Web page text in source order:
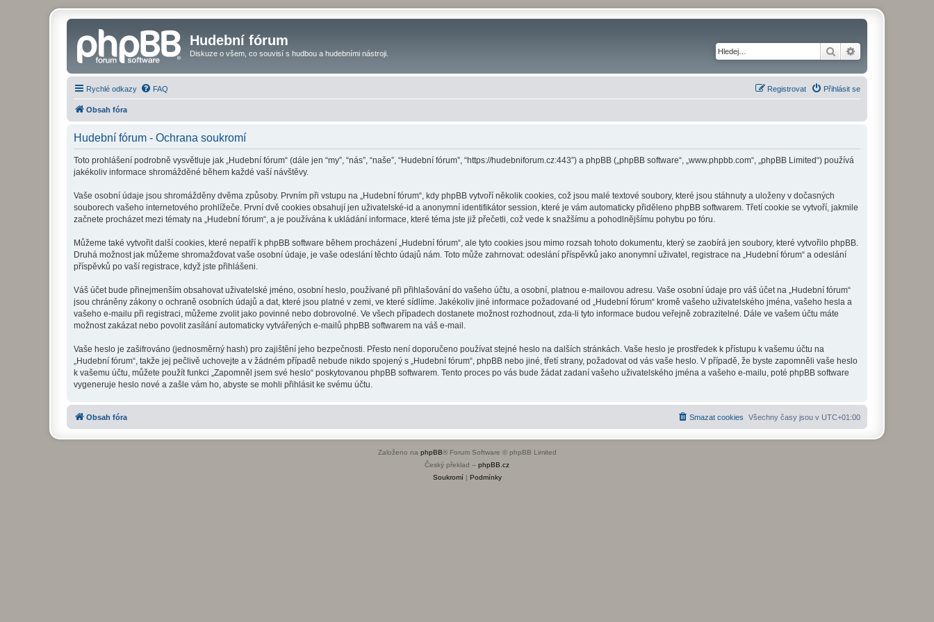
Hudební fórum
Diskuze o všem, co souvisí s hudbou a hudebními nástroji. Hledat
Rychlé odkazy FAQ Přihlásit se
Registrovat
Obsah fóra
Hudební fórum - Ochrana soukromí
Toto prohlášení podrobně vysvětluje jak „Hudební fórum“ (dále jen “my”, “nás”, “naše”, “Hudební fórum”, “https://hudebniforum.cz:443”) a phpBB („phpBB software“, „www.phpbb.com“, „phpBB Limited“) používá
jakékoliv informace shromážděné během každé vaší návštěvy.
Vaše osobní údaje jsou shromážděny dvěma způsoby. Prvním při vstupu na „Hudební fórum“, kdy phpBB vytvoří několik cookies, což jsou malé textové soubory, které jsou stáhnuty a uloženy v dočasných
souborech vašeho internetového prohlížeče. První dvě cookies obsahují jen uživatelské-id a anonymní identifikátor session, které je vám automaticky přiděleno phpBB softwarem. Třetí cookie se vytvoří, jakmile
začnete procházet mezi tématy na „Hudební fórum“, a je používána k ukládání informace, které téma jste již přečetli, což vede k snažšímu a pohodlnějšímu pohybu po fóru.
Můžeme také vytvořit další cookies, které nepatří k phpBB software během procházení „Hudební fórum“, ale tyto cookies jsou mimo rozsah tohoto dokumentu, který se zaobírá jen soubory, které vytvořilo phpBB.
Druhá možnost jak můžeme shromažďovat vaše osobní údaje, je vaše odeslání těchto údajů nám. Toto může zahrnovat: odeslání příspěvků jako anonymní uživatel, registrace na „Hudební fórum“ a odeslání
příspěvků po vaší registrace, když jste přihlášeni.
Váš účet bude přinejmenším obsahovat uživatelské jméno, osobní heslo, používané při přihlašování do vašeho účtu, a osobní, platnou e-mailovou adresu. Vaše osobní údaje pro váš účet na „Hudební fórum“
jsou chráněny zákony o ochraně osobních údajů a dat, které jsou platné v zemi, ve které sídlíme. Jakékoliv jiné informace požadované od „Hudební fórum“ kromě vašeho uživatelského jména, vašeho hesla a
vašeho e-mailu při registraci, můžeme zvolit jako povinné nebo dobrovolné. Ve všech případech dostanete možnost rozhodnout, zda-li tyto informace budou veřejně zobrazitelné. Dále ve vašem účtu máte
možnost zakázat nebo povolit zasílání automaticky vytvářených e-mailů phpBB softwarem na váš e-mail.
Vaše heslo je zašifrováno (jednosměrný hash) pro zajištění jeho bezpečnosti. Přesto není doporučeno používat stejné heslo na dalších stránkách. Vaše heslo je prostředek k přístupu k vašemu účtu na
„Hudební fórum“, takže jej pečlivě uchovejte a v žádném případě nebude nikdo spojený s „Hudební fórum“, phpBB nebo jiné, třetí strany, požadovat od vás vaše heslo. V případě, že byste zapomněli vaše heslo
k vašemu účtu, můžete použít funkci „Zapomněl jsem své heslo“ poskytovanou phpBB softwarem. Tento proces po vás bude žádat zadaní vašeho uživatelského jména a vašeho e-mailu, poté phpBB software
vygeneruje heslo nové a zašle vám ho, abyste se mohli přihlásit ke svému účtu.
Obsah fóra Všechny časy jsou v UTC+01:00
Smazat cookies
Založeno na phpBB® Forum Software © phpBB Limited
Český překlad – phpBB.cz
Soukromí| Podmínky